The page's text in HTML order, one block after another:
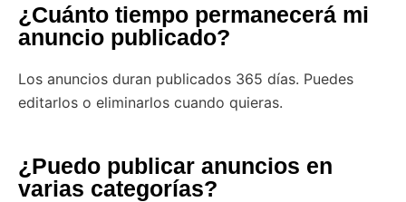
¿Cuánto tiempo permanecerá mi
anuncio publicado?
Los anuncios duran publicados 365 días. Puedes
editarlos o eliminarlos cuando quieras.
¿Puedo publicar anuncios en
varias categorías?